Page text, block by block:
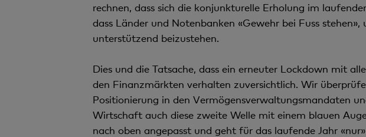
rechnen, dass sich die konjunkturelle Erholung im
dass Länder und Notenbanken «Gewehr bei Fuss
unterstützend beizustehen.
Dies und die Tatsache, dass ein erneuter Lockdown mit
den Finanzmärkten verhalten zuversichtlich. Wir
Positionierung in den Vermögensverwaltungsmandaten
Wirtschaft auch diese zweite Welle mit einem blauen
nach oben angepasst und geht für das laufende Jahr